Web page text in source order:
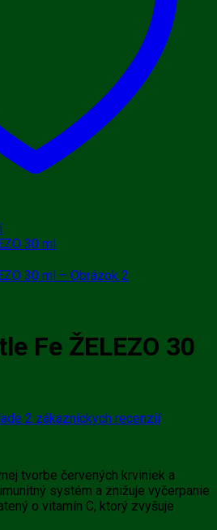
Fe ŽELEZO 30
2 zákazníckych recenzií
tvorbe červených krviniek a
systém a znižuje vyčerpanie
o vitamín C, ktorý zvyšuje